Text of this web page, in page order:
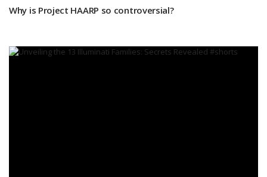
Why is Project HAARP so controversial?